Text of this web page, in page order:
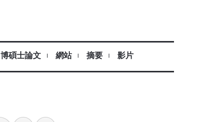
博碩士論文 網站 摘要 影片